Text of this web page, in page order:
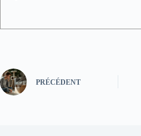
PRÉCÉDENT